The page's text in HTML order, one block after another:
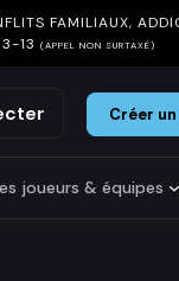
FAMILIAUX,
13 (APPEL NON SURTAXÉ)
Créer
joueurs & équipes